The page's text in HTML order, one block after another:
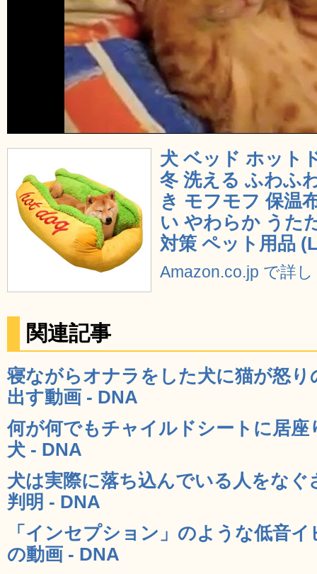
犬 ベッド ホット
冬 洗える ふわふ
き モフモフ 保温
い やわらか うた
対策 ペット用品
Amazon.co.jp で詳
関連記事
寝ながらオナラをした犬に猫が怒
出す動画 - DNA
何が何でもチャイルドシートに居
犬 - DNA
犬は実際に落ち込んでいる人をな
判明 - DNA
「インセプション」のような低音
の動画 - DNA